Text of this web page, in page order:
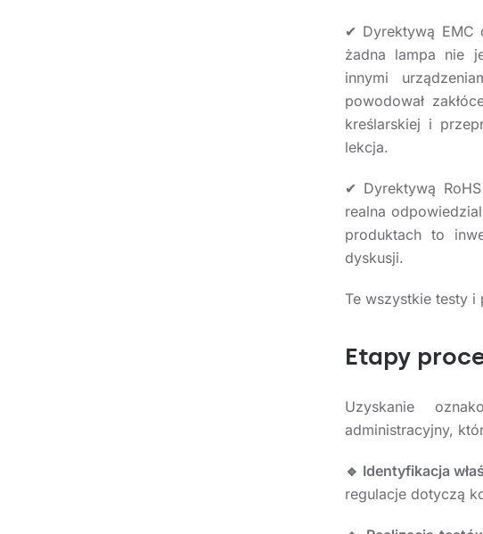
✔ Dyrektywą EMC
żadna lampa nie
innymi
powodował
kreślarskiej i
lekcja.
✔ Dyrektywą
realna
produktach to
dyskusji.
Te wszystkie testy i
Etapy
Uzyskanie
administracyjny,
🔹 Identyfikacja
regulacje dotyczą